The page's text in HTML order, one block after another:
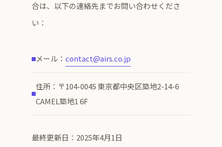
合は、以下の連絡先までお問い合わせくださ
い：
メール： contact@airs.co.jp
住所：〒104-0045 東京都中央区築地2-14-6
CAMEL築地1 6F
最終更新日：2025年4月1日